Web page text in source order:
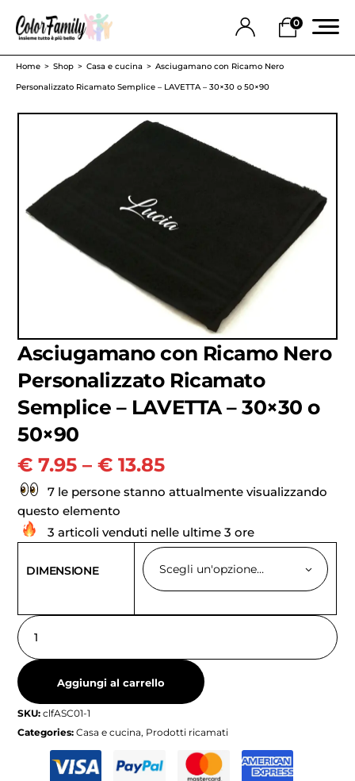
0
Home Shop Casa e cucina
Asciugamano con Ricamo Nero
Personalizzato Ricamato Semplice – LAVETTA – 30×30 o 50×90
Asciugamano con Ricamo Nero
Personalizzato Ricamato
Semplice – LAVETTA – 30×30 o
50×90
€ 7.95 –€ 13.85
7 le persone stanno attualmente visualizzando
questo elemento
3 articoli venduti nelle ultime 3 ore
DIMENSIONE Scegli un'opzione…
Aggiungi al carrello
SKU:clfASC01-1
Categories:Casa e cucina, Prodotti ricamati